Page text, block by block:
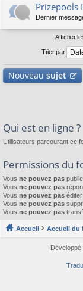
Prizepools
Dernier
Afficher
Trier par
Nouveau sujet
Qui est en ligne ?
Utilisateurs parcourant ce
Permissions du
Vous ne pouvez pas
Vous ne pouvez pas
Vous ne pouvez pas
Vous ne pouvez pas
Vous ne pouvez pas
Accueil Accueil du
Développé